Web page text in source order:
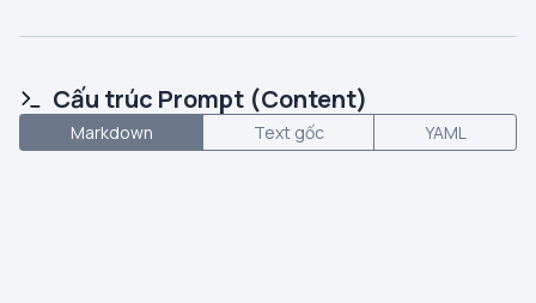
Cấu trúc Prompt (Content)
Markdown Text gốc YAML